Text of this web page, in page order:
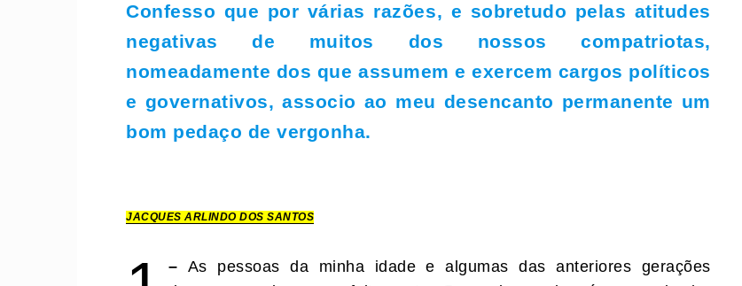
Confesso que por várias razões, e sobretudo pelas atitudes
negativas de muitos dos nossos compatriotas,
nomeadamente dos que assumem e exercem cargos políticos
e governativos, associo ao meu desencanto permanente um
bom pedaço de vergonha.
JACQUES ARLINDO DOS SANTOS
– As pessoas da minha idade e algumas das anteriores gerações